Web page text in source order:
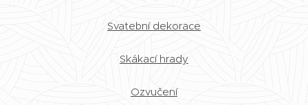
Svatební dekorace
Skákací hrady
Ozvučení